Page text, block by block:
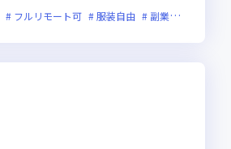
フルリモート可 服装自由 副業可